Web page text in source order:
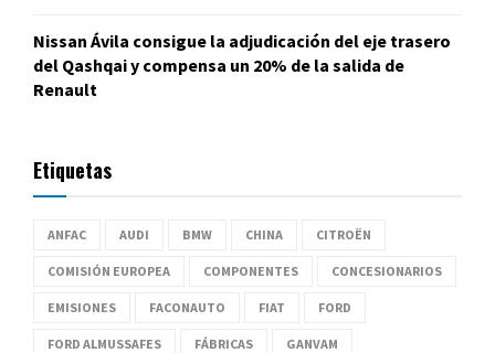
Nissan Ávila consigue la adjudicación del eje trasero
del Qashqai y compensa un 20% de la salida de
Renault
Etiquetas
ANFAC AUDI BMW CHINA CITROËN
COMISIÓN EUROPEA COMPONENTES CONCESIONARIOS
EMISIONES FACONAUTO FIAT FORD
FORD ALMUSSAFES FÁBRICAS GANVAM